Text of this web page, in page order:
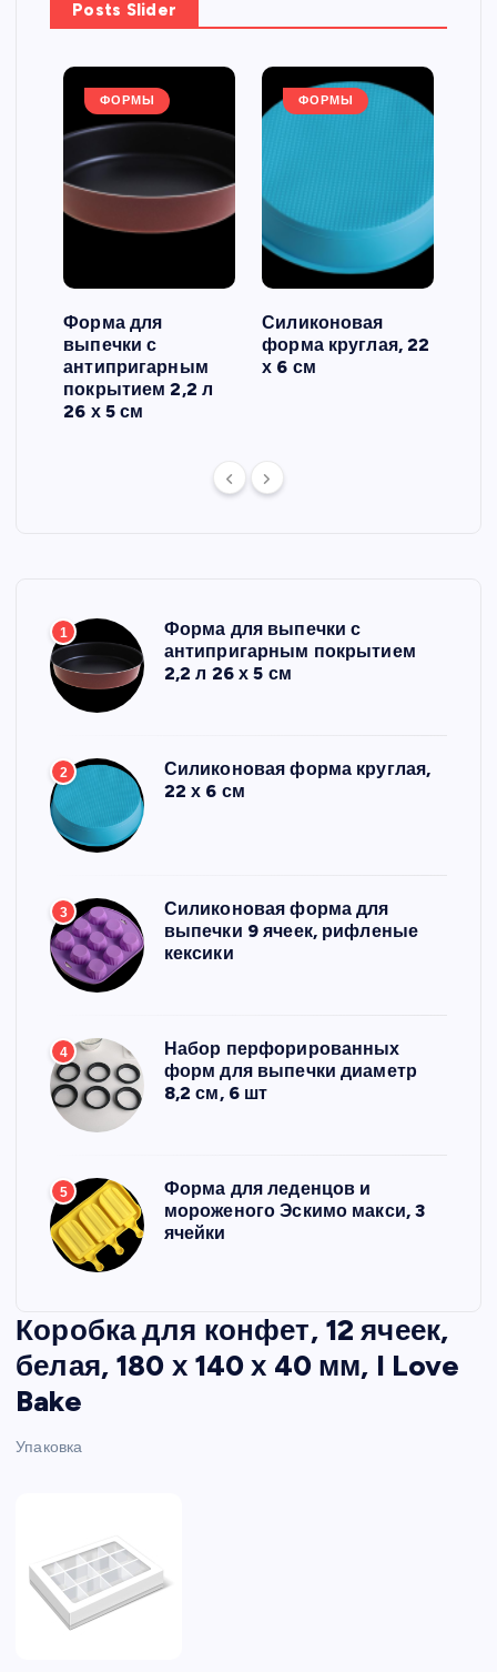
Posts Slider
ФОРМЫ
Форма для
выпечки с
антипригарным
покрытием 2,2 л
26 х 5 см
ФОРМЫ
Силиконовая
форма круглая, 22
х 6 см
1
Форма для выпечки с
антипригарным покрытием
2,2 л 26 х 5 см
2
Силиконовая форма круглая,
22 х 6 см
3
Силиконовая форма для
выпечки 9 ячеек, рифленые
кексики
4
Набор перфорированных
форм для выпечки диаметр
8,2 см, 6 шт
5
Форма для леденцов и
мороженого Эскимо макси, 3
ячейки
Коробка для конфет, 12 ячеек,
белая, 180 х 140 х 40 мм, I Love
Bake
Упаковка